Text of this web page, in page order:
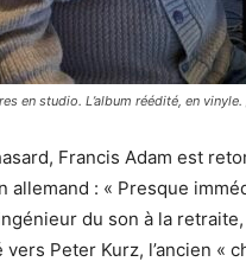
en studio. L’album réédité, en
Francis Adam est
: « Presque
du son à la
Peter Kurz, l’ancien «